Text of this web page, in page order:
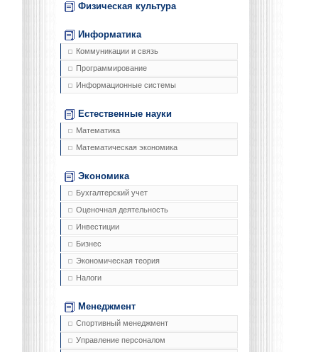
Физическая культура
Информатика
Коммуникации и связь
Программирование
Информационные системы
Естественные науки
Математика
Математическая экономика
Экономика
Бухгалтерский учет
Оценочная деятельность
Инвестиции
Бизнес
Экономическая теория
Налоги
Менеджмент
Спортивный менеджмент
Управление персоналом